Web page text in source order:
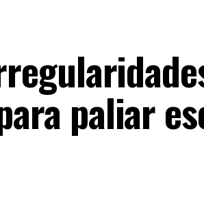
paliar